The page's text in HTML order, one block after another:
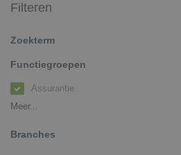
Filteren
Zoekterm
Functiegroepen
Assurantie
Meer...
Branches